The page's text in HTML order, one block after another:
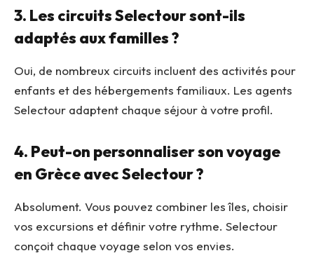
3. Les circuits Selectour sont-ils
adaptés aux familles ?
Oui, de nombreux circuits incluent des activités pour
enfants et des hébergements familiaux. Les agents
Selectour adaptent chaque séjour à votre profil.
4. Peut-on personnaliser son voyage
en Grèce avec Selectour ?
Absolument. Vous pouvez combiner les îles, choisir
vos excursions et définir votre rythme. Selectour
conçoit chaque voyage selon vos envies.